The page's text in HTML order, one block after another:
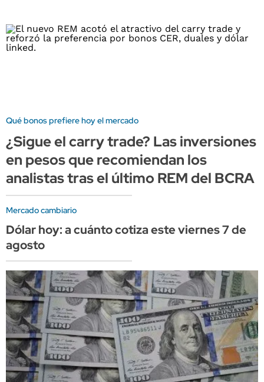
Qué bonos prefiere hoy el mercado
¿Sigue el carry trade? Las inversiones
en pesos que recomiendan los
analistas tras el último REM del BCRA
Mercado cambiario
Dólar hoy: a cuánto cotiza este viernes 7 de
agosto